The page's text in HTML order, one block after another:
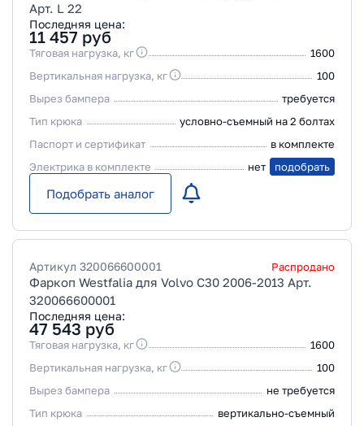
Арт. L 22
Последняя цена:
11 457 руб
Тяговая нагрузка, кг
1600
Вертикальная нагрузка, кг
100
Вырез бампера
требуется
Тип крюка
условно-съемный на 2 болтах
Паспорт и сертификат
в комплекте
Электрика в комплекте
нет подобрать
Подобрать аналог
Артикул 320066600001 Распродано
Фаркоп Westfalia для Volvo C30 2006-2013 Арт.
320066600001
Последняя цена:
47 543 руб
Тяговая нагрузка, кг
1600
Вертикальная нагрузка, кг
100
Вырез бампера
не требуется
Тип крюка
вертикально-съемный